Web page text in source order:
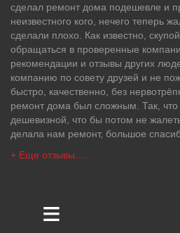
сделал ремонт дома подешевле и
неизвестного кого, нечего теперь
сделали плохо. Как известно,
обращаться в проверенные
рекомендации и отзывы других
компанию по совету друзей и не
быстро, качественно, без
ремонт дома был сложным. Так, что
дешевизной, что бы потом не
делала нам ремонт, большое
+ Еще отзывы.....
≡